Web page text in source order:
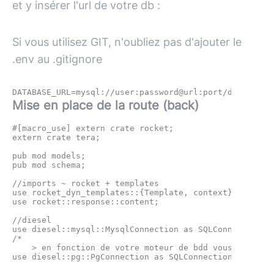
et y insérer l'url de votre db :
Si vous utilisez GIT, n'oubliez pas d'ajouter le
.env au .gitignore
Mise en place de la route (back)
#[macro_use] extern crate rocket;
extern crate tera;
pub mod models;
pub mod schema;
//imports ~ rocket + templates
use rocket_dyn_templates::{Template, context};
use rocket::response::content;
//diesel
use diesel::mysql::MysqlConnection as SQLConnection;
/*
> en fonction de votre moteur de bdd vous auriez
use diesel::pg::PgConnection as SQLConnection;